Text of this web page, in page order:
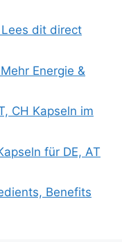
dit direct
Energie &
CH Kapseln im
für DE, AT
Benefits